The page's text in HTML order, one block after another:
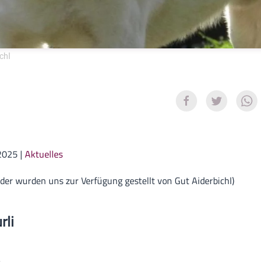
| Aktuelles
wurden uns zur Verfügung gestellt von Gut Aiderbichl)